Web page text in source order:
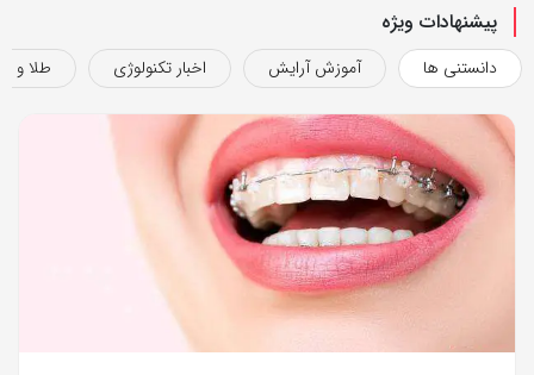
پیشنهادات ویژه
دانستنی ها آموزش آرایش اخبار تکنولوژی طلا و